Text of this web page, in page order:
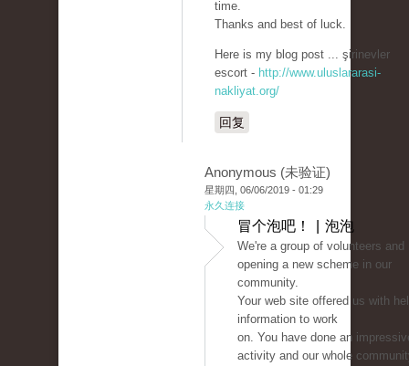
time.
Thanks and best of luck.
Here is my blog post ... şirinevler
escort - http://www.uluslararasi-
nakliyat.org/
回复
Anonymous (未验证)
星期四, 06/06/2019 - 01:29
永久连接
冒个泡吧！ | 泡泡
We're a group of volunteers and
opening a new scheme in our
community.
Your web site offered us with
information to work
on. You have done an
activity and our whole